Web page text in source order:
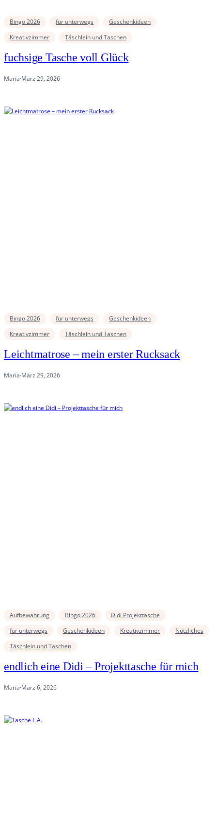
Bingo 2026 für unterwegs
Geschenkideen
Kreativzimmer
Täschlein und Taschen
fuchsige Tasche voll Glück
Maria·März 29, 2026
Bingo 2026 für unterwegs
Geschenkideen
Kreativzimmer
Täschlein und Taschen
Leichtmatrose – mein erster Rucksack
Maria·März 29, 2026
Aufbewahrung Bingo 2026
Didi Projekttasche
für unterwegs
Geschenkideen Kreativzimmer
Nützliches
Täschlein und Taschen
endlich eine Didi – Projekttasche für mich
Maria·März 6, 2026